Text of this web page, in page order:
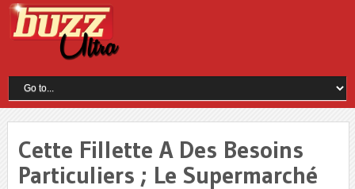
Cette Fillette A Des Besoins
Particuliers ; Le Supermarché